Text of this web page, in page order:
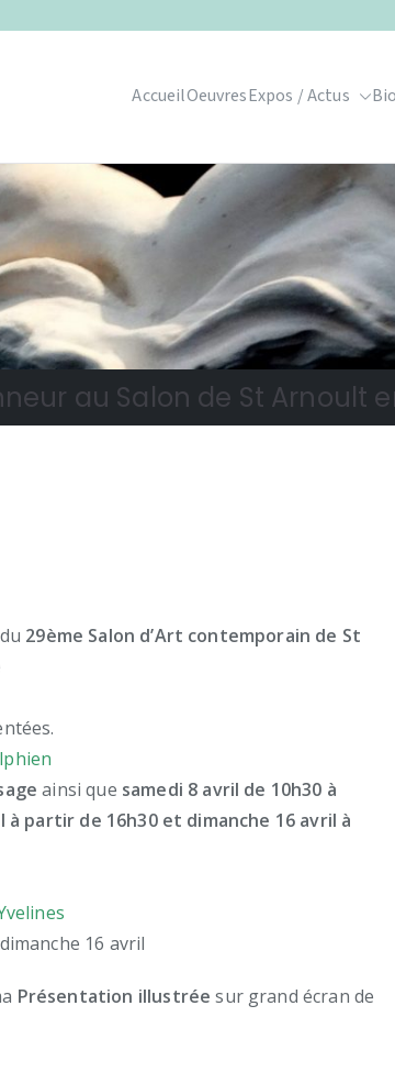
AccueilOeuvresExpos / Actus
au Salon de St Arnoult
du 29ème Salon d’Art contemporain de St
ainsi que samedi 8 avril de 10h30 à
à partir de 16h30 et dimanche 16 avril à
16 avril
Présentation illustrée sur grand écran de